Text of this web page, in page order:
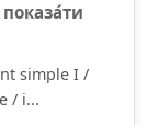
simple I /
/ i...